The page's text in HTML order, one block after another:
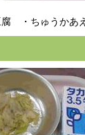
腐 ・ちゅうか